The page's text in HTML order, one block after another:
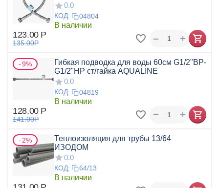
0.0
КОД: 04804
В наличии
123.00 Р
135.00Р +
−
9%
Гибкая подводка для воды 60см G1/2"ВР-
G1/2"НР ст/гайка AQUALINE
0.0
КОД: 04819
В наличии
128.00 Р
141.00Р +
−
2%
Теплоизоляция для трубы 13/64
ИЗОДОМ
0.0
КОД: 64/13
В наличии